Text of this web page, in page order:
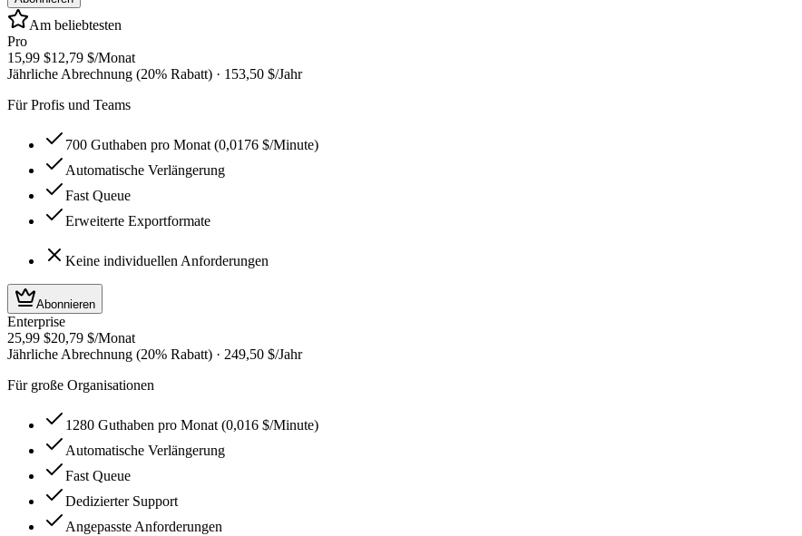
Am beliebtesten
Pro
15,99 $12,79 $/Monat
Jährliche Abrechnung (20% Rabatt) · 153,50 $/Jahr
Für Profis und Teams
700 Guthaben pro Monat (0,0176 $/Minute)
Automatische Verlängerung
Fast Queue
Erweiterte Exportformate
Keine individuellen Anforderungen
Abonnieren
Enterprise
25,99 $20,79 $/Monat
Jährliche Abrechnung (20% Rabatt) · 249,50 $/Jahr
Für große Organisationen
1280 Guthaben pro Monat (0,016 $/Minute)
Automatische Verlängerung
Fast Queue
Dedizierter Support
Angepasste Anforderungen